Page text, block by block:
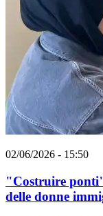
02/06/2026 - 15:50
"Costruire
delle donne